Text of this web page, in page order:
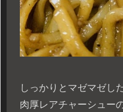
しっかりとマゼマゼし
肉厚レアチャーシュー